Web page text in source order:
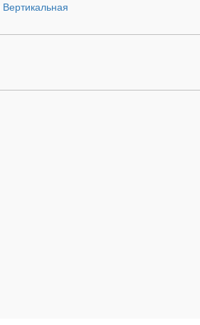
Вертикальная